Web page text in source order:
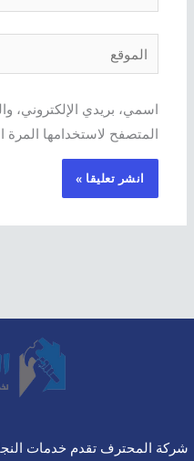
الموقع
اسمي، بريدي الإلكتروني،
المتصفح لاستخدامها المرة
شركة المحترف تقدم خدمات